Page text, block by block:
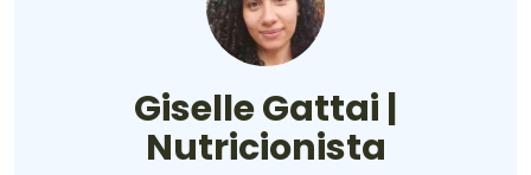
Giselle Gattai |
Nutricionista